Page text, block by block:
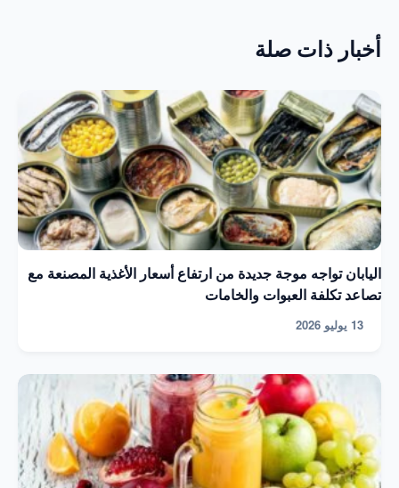
أخبار ذات صلة
اليابان تواجه موجة جديدة من ارتفاع أسعار الأغذية المصنعة مع
تصاعد تكلفة العبوات والخامات
13 يوليو 2026